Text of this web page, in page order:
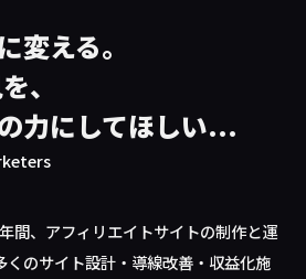
変える。
、
力にしてほしい...
間、アフィリエイトサイトの制作と運
くのサイト設計・導線改善・収益化施